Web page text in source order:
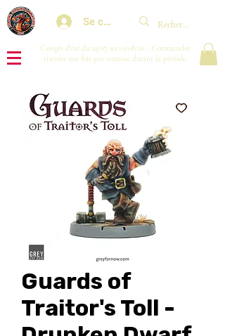
Se connecter
Congés d'été du 29/07 au 10/08/26 : Commandes
traitées une fois par semaine durant la période.
Guards of
Traitor's Toll -